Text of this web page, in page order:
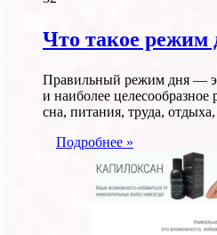
Что такое режим
Правильный режим дня —
и наиболее целесообразное
сна, питания, труда,
Подробнее »